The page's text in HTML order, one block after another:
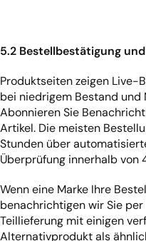
5.2 Bestellbestätigung
Produktseiten zeigen Live-
bei niedrigem Bestand
Abonnieren Sie
Artikel. Die meisten
Stunden über
Überprüfung innerhalb von
Wenn eine Marke Ihre
benachrichtigen wir Sie
Teillieferung mit einigen
Alternativprodukt als